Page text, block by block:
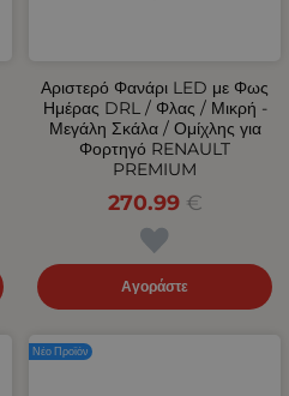
Αριστερό Φανάρι LED με Φως
Ημέρας DRL / Φλας / Μικρή -
Μεγάλη Σκάλα / Ομίχλης για
Φορτηγό RENAULT
PREMIUM
270.99 €
Αγοράστε
Νέο Προϊόν